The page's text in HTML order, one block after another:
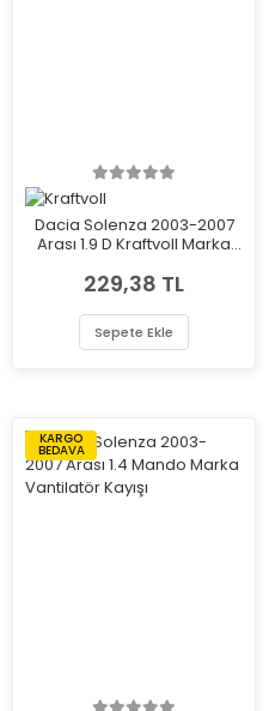
Dacia Solenza 2003-2007
Arası 1.9 D Kraftvoll Marka
229,38 TL
Sepete Ekle
KARGO
BEDAVA